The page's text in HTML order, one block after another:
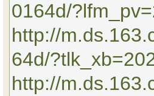
0164d/
http://
64d/
http://